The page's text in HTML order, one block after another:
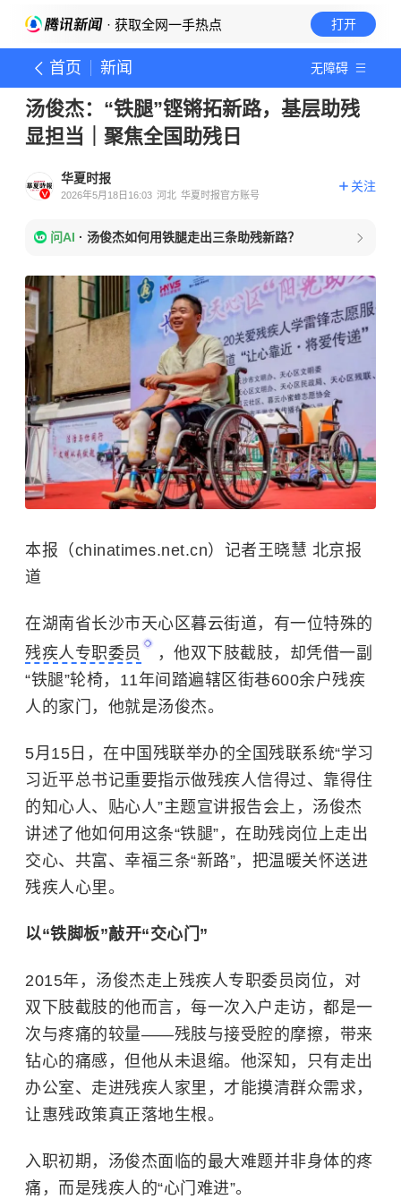
· 获取全网一手热点 打开
首页 新闻 无障碍
汤俊杰：“铁腿”铿锵拓新路，基层助残
显担当｜聚焦全国助残日
华夏时报
2026年5月18日16:03 河北 华夏时报官方账号
关注
问AI · 汤俊杰如何用铁腿走出三条助残新路？
本报（chinatimes.net.cn）记者王晓慧 北京报
道
在湖南省长沙市天心区暮云街道，有一位特殊的
残疾人专职委员
，他双下肢截肢，却凭借一副
“铁腿”轮椅，11年间踏遍辖区街巷600余户残疾
人的家门，他就是汤俊杰。
5月15日，在中国残联举办的全国残联系统“学习
习近平总书记重要指示做残疾人信得过、靠得住
的知心人、贴心人”主题宣讲报告会上，汤俊杰
讲述了他如何用这条“铁腿”，在助残岗位上走出
交心、共富、幸福三条“新路”，把温暖关怀送进
残疾人心里。
以“铁脚板”敲开“交心门”
2015年，汤俊杰走上残疾人专职委员岗位，对
双下肢截肢的他而言，每一次入户走访，都是一
次与疼痛的较量——残肢与接受腔的摩擦，带来
钻心的痛感，但他从未退缩。他深知，只有走出
办公室、走进残疾人家里，才能摸清群众需求，
让惠残政策真正落地生根。
入职初期，汤俊杰面临的最大难题并非身体的疼
痛，而是残疾人的“心门难进”。